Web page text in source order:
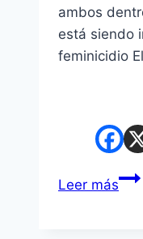
ambos
está siendo
feminicidio
Leer más